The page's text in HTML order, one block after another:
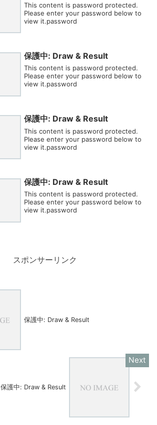
This content is password protected.
Please enter your password below to
view it.password
保護中: Draw & Result
This content is password protected.
Please enter your password below to
view it.password
保護中: Draw & Result
This content is password protected.
Please enter your password below to
view it.password
保護中: Draw & Result
This content is password protected.
Please enter your password below to
view it.password
スポンサーリンク
保護中: Draw & Result
保護中: Draw & Result